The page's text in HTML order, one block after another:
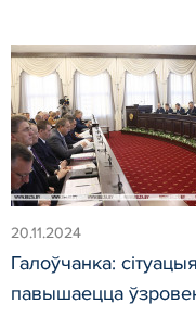
20.11.2024
Галоўчанка:
павышаецца